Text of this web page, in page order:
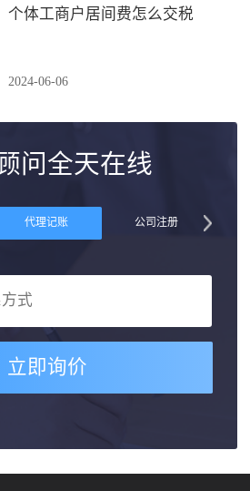
个体工商户居间费怎么交税
2024-06-06
问全天在线
代理记账 公司注册
立即询价